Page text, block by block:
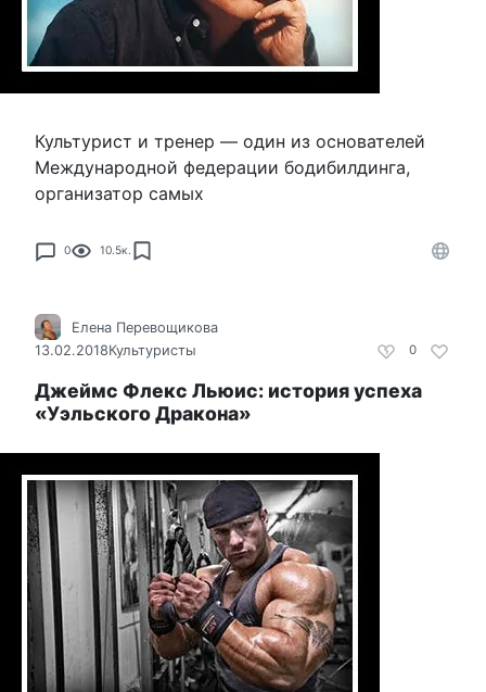
Культурист и тренер — один из основателей
Международной федерации бодибилдинга,
организатор самых
0 10.5к.
0
Елена Перевощикова
13.02.2018Культуристы
Джеймс Флекс Льюис: история успеха
«Уэльского Дракона»